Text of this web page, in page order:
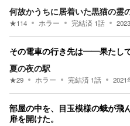
何故かうちに居着いた黒猫の霊
★114 ホラー 完結済 1話
その電車の行き先は――果たし
夏の夜の駅
★29 ホラー 完結済 1話 2021
部屋の中を、目玉模様の蛾が飛
扉を開けた。